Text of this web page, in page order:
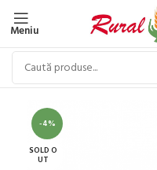
Meniu
-4%
SOLD O
UT